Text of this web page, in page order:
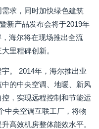
求，同时加快绿色建筑
新产品发布会将于2019年
海尔将在现场推出全流
里程碑创新。
。 2014年，海尔推出业
的中央空调、地暖、新风
，实现远程控制和节能运
中央空调互联工厂，将物
高效机房整体能效水平。